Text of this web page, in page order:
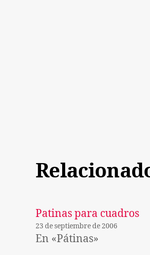
Patinas para cuadros
23 de septiembre de 2006
En «Pátinas»